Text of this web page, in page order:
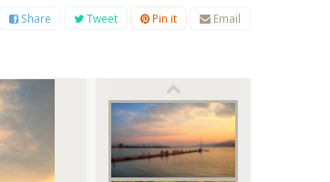
Share Tweet Pin it Email